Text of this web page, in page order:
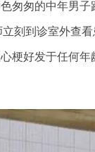
匆匆的中年男
刻到诊室外查
梗好发于任何